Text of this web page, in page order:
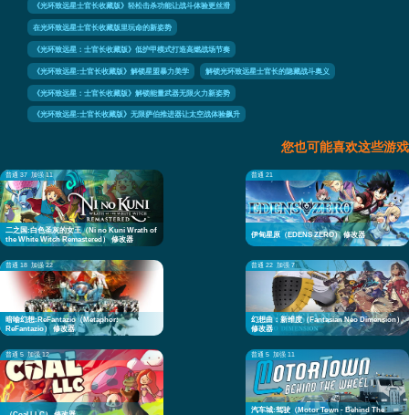
《光环致远星士官长收藏版》轻松击杀功能让战斗体验更丝滑
在光环致远星士官长收藏版里玩命的新姿势
《光环致远星：士官长收藏版》低护甲模式打造高燃战场节奏
《光环致远星:士官长收藏版》解锁星盟暴力美学 解锁光环致远星士官长的隐藏战斗奥义
《光环致远星：士官长收藏版》解锁能量武器无限火力新姿势
《光环致远星:士官长收藏版》无限萨伯推进器让太空战体验飙升
您也可能喜欢这些游戏
普通 37 加强 11
二之国:白色圣灰的女王（Ni no Kuni Wrath of
the White Witch Remastered） 修改器
普通 21
伊甸星原（EDENS ZERO） 修改器
普通 18 加强 22
暗喻幻想:ReFantazio（Metaphor:
ReFantazio） 修改器
普通 22 加强 7
幻想曲：新维度（Fantasian Neo Dimension）
修改器
普通 5 加强 12 普通 5 加强 11
汽车城:驾驶（Motor Town - Behind The